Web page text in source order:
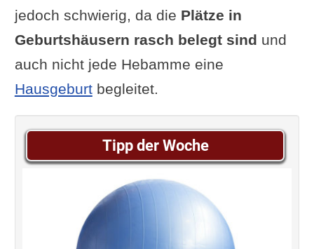
jedoch schwierig, da die Plätze in
Geburtshäusern rasch belegt sind und
auch nicht jede Hebamme eine
Hausgeburtbegleitet.
Tipp der Woche